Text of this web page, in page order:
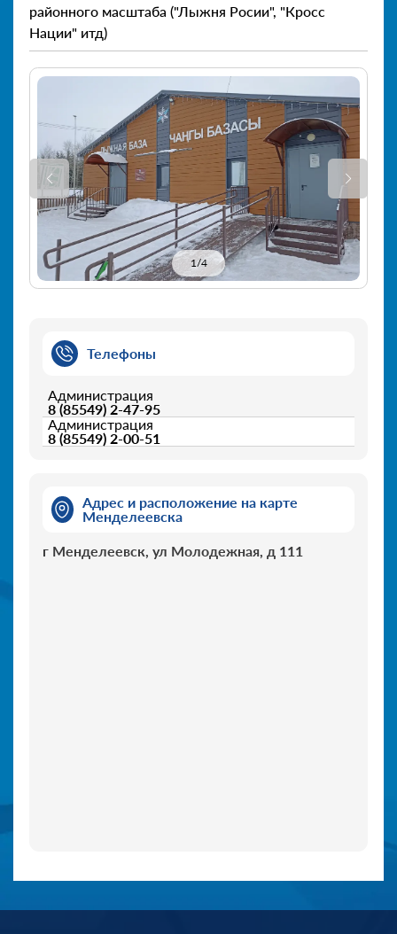
районного масштаба ("Лыжня Росии", "Кросс
Нации" итд)
1/4
Телефоны
Администрация
8 (85549) 2-47-95
Администрация
8 (85549) 2-00-51
Адрес и расположение на карте
Менделеевска
г Менделеевск, ул Молодежная, д 111